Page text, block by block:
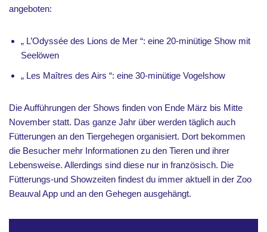
angeboten:
„ L’Odyssée des Lions de Mer “: eine 20-minütige Show mit
Seelöwen
„ Les Maîtres des Airs “: eine 30-minütige Vogelshow
Die Aufführungen der Shows finden von Ende März bis Mitte
November statt. Das ganze Jahr über werden täglich auch
Fütterungen an den Tiergehegen organisiert. Dort bekommen
die Besucher mehr Informationen zu den Tieren und ihrer
Lebensweise. Allerdings sind diese nur in französisch. Die
Fütterungs-und Showzeiten findest du immer aktuell in der Zoo
Beauval App und an den Gehegen ausgehängt.